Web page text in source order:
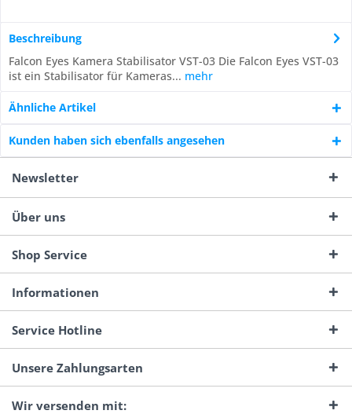
Beschreibung
Falcon Eyes Kamera Stabilisator VST-03 Die Falcon Eyes VST-03
ist ein Stabilisator für Kameras... mehr
Ähnliche Artikel
Kunden haben sich ebenfalls angesehen
Newsletter
Über uns
Shop Service
Informationen
Service Hotline
Unsere Zahlungsarten
Wir versenden mit: